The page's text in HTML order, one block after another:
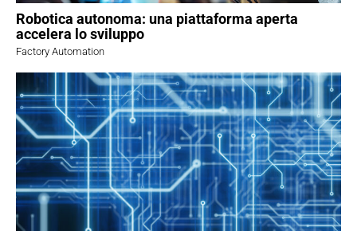
Robotica autonoma: una piattaforma aperta
accelera lo sviluppo
Factory Automation